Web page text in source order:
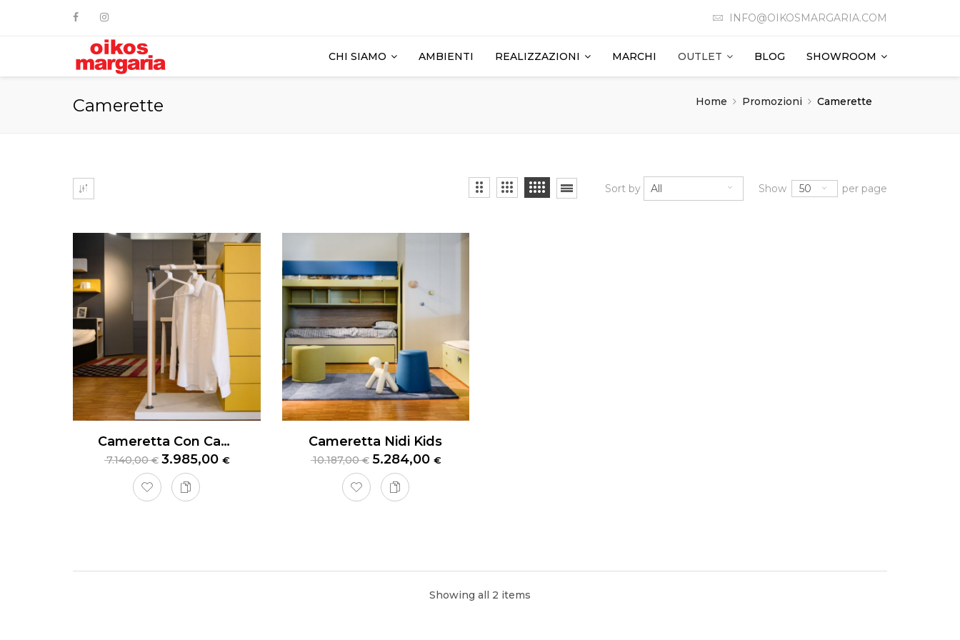
INFO@OIKOSMARGARIA.COM
CHI SIAMO AMBIENTI REALIZZAZIONI MARCHI OUTLET BLOG SHOWROOM
Camerette Home Promozioni Camerette
Sort by All Show 50 per page
Cameretta Con Cabina Armadio Nidi Teen
7.140,00€ 3.985,00 €
Cameretta Nidi Kids
10.187,00€ 5.284,00 €
è la soluzione ideale per chi cerca un ambiente funzionale e moderno, perfetto per un
Showing all 2 items